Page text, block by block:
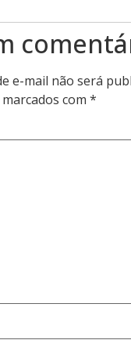
e-mail não será
com *